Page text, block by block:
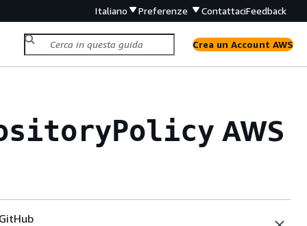
Italiano Preferenze ContattaciFeedback
Crea un Account AWS
AWS